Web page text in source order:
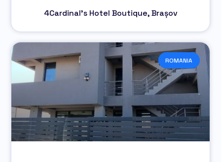
4Cardinal’s Hotel Boutique, Brașov
ROMANIA